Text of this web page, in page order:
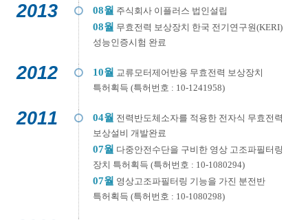
2013 08월 주식회사 이플러스 법인설립
08월 무효전력 보상장치 한국 전기연구원(KERI)
성능인증시험 완료
2012 10월 교류모터제어반용 무효전력 보상장치
특허획득 (특허번호 : 10-1241958)
2011 04월 전력반도체소자를 적용한 전자식 무효전력
보상설비 개발완료
07월 다중안전수단을 구비한 영상 고조파필터링
장치 특허획득 (특허번호 : 10-1080294)
07월 영상고조파필터링 기능을 가진 분전반
특허획득 (특허번호 : 10-1080298)